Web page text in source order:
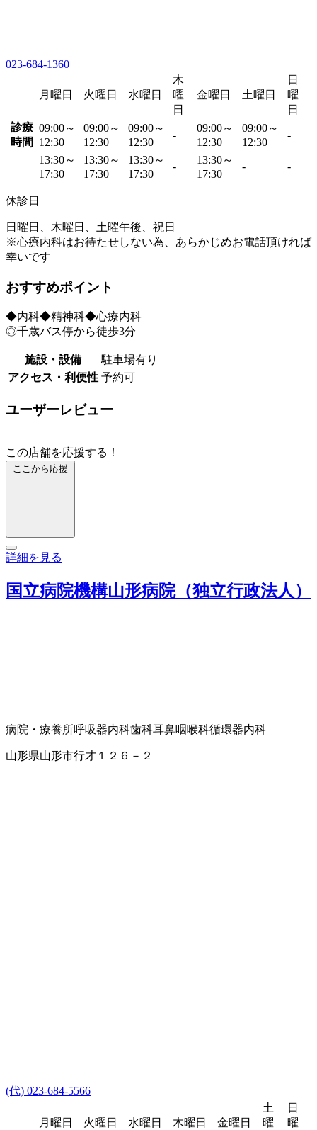
023-684-1360
月曜日 火曜日 水曜日
木
曜
日
金曜日 土曜日
日
曜
日
診療
時間
09:00～
12:30
09:00～
12:30
09:00～
12:30
-
09:00～
12:30
09:00～
12:30
-
13:30～
17:30
13:30～
17:30
13:30～
17:30
-
13:30～
17:30
- -
休診日
日曜日、木曜日、土曜午後、祝日
※心療内科はお待たせしない為、あらかじめお電話頂ければ
幸いです
おすすめポイント
◆内科◆精神科◆心療内科
◎千歳バス停から徒歩3分
施設・設備
駐車場有り
アクセス・利便性 予約可
ユーザーレビュー
この店舗を応援する！
ここから応援
詳細を見る
国立病院機構山形病院（独立行政法人）
病院・療養所呼吸器内科歯科耳鼻咽喉科循環器内科
山形県山形市行才１２６－２
(代) 023-684-5566
月曜日 火曜日 水曜日 木曜日 金曜日
土
曜
日
曜